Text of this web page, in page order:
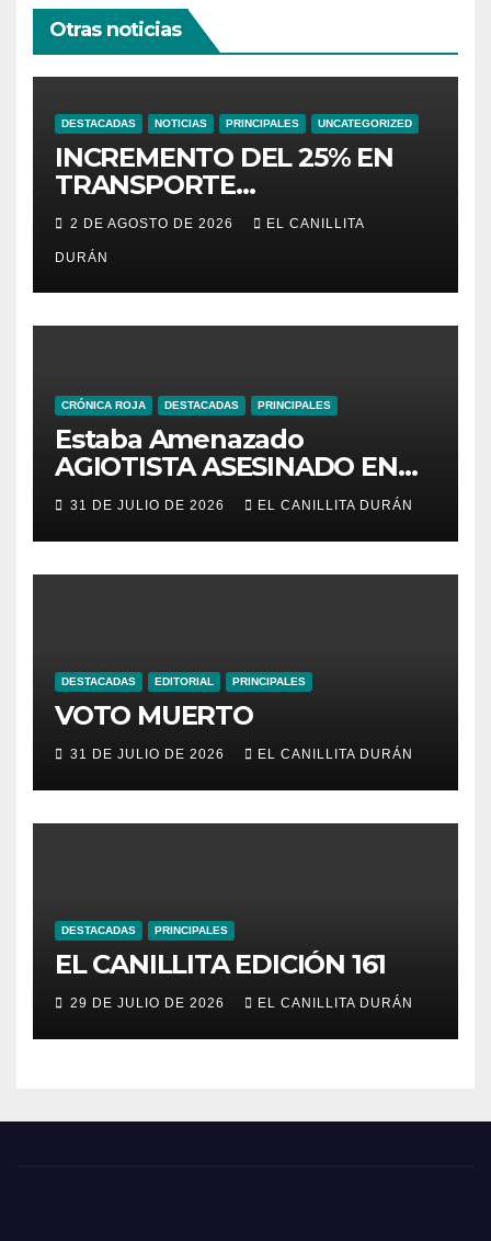
Otras noticias
DESTACADAS NOTICIAS PRINCIPALES UNCATEGORIZED
INCREMENTO DEL 25% EN
TRANSPORTE
INTERPROVINCIAL NO
INCLUYE A TRANPORTISTAS
URBANOS
INTERCANTONALES.
2 DE AGOSTO DE 2026 EL CANILLITA
DURÁN
CRÓNICA ROJA DESTACADAS PRINCIPALES
Estaba Amenazado
AGIOTISTA ASESINADO EN
SU NEGOCIO
31 DE JULIO DE 2026 EL CANILLITA DURÁN
DESTACADAS EDITORIAL PRINCIPALES
VOTO MUERTO
31 DE JULIO DE 2026 EL CANILLITA DURÁN
DESTACADAS PRINCIPALES
EL CANILLITA EDICIÓN 161
29 DE JULIO DE 2026 EL CANILLITA DURÁN